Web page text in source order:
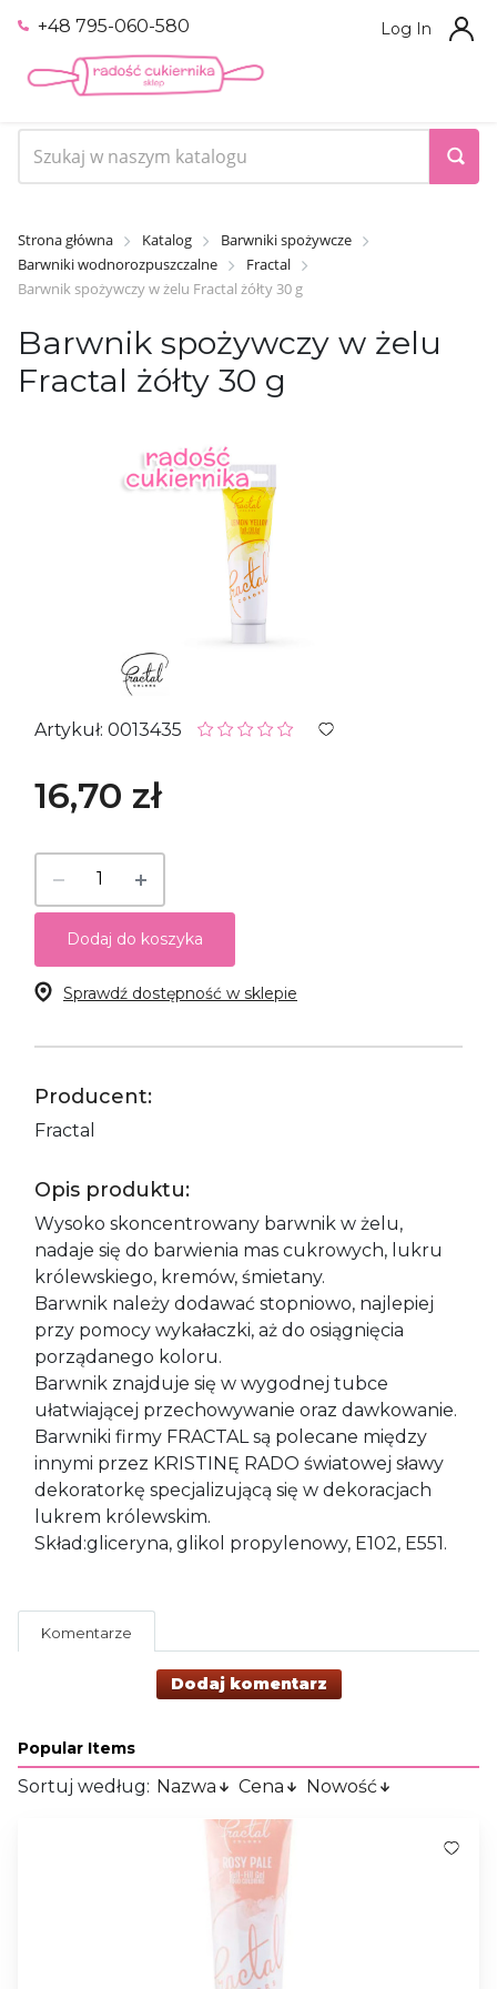
+48 795-060-580 Log In
Strona główna Katalog
Barwniki spożywcze
Barwniki wodnorozpuszczalne
Fractal
Barwnik spożywczy w żelu Fractal żółty 30 g
Barwnik spożywczy w żelu
Fractal żółty 30 g
Artykuł: 0013435
16,70 zł
Dodaj do koszyka
Sprawdź dostępność w sklepie
Producent:
Fractal
Opis produktu:
Wysoko skoncentrowany barwnik w żelu,
nadaje się do barwienia mas cukrowych, lukru
królewskiego, kremów, śmietany.
Barwnik należy dodawać stopniowo, najlepiej
przy pomocy wykałaczki, aż do osiągnięcia
porządanego koloru.
Barwnik znajduje się w wygodnej tubce
ułatwiającej przechowywanie oraz dawkowanie.
Barwniki firmy FRACTAL są polecane między
innymi przez KRISTINĘ RADO światowej sławy
dekoratorkę specjalizującą się w dekoracjach
lukrem królewskim.
Skład:gliceryna, glikol propylenowy, E102, E551.
Komentarze
Dodaj komentarz
Popular Items
Sortuj według: Nazwa Cena Nowość